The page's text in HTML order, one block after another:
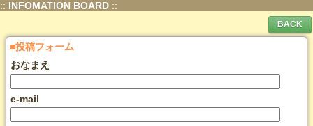
:: INFOMATION BOARD ::
■投稿フォーム
おなまえ
e-mail